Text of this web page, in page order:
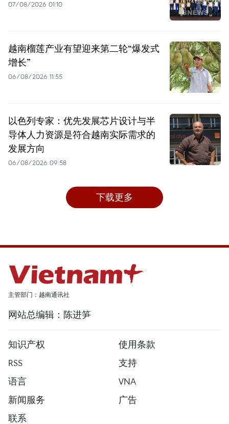
07/08/2026 01:10
越南榴莲产业有望迎来第二轮“爆发式
增长”
06/08/2026 11:55
以色列专家：优先发展芯片设计与半
导体人力资源是符合越南实际需求的
发展方向
06/08/2026 09:58
下载更多
主管部门：越南通讯社
网站总编辑：陈进笋
知识产权
使用条款
RSS
支持
语言
VNA
新闻服务
广告
联系